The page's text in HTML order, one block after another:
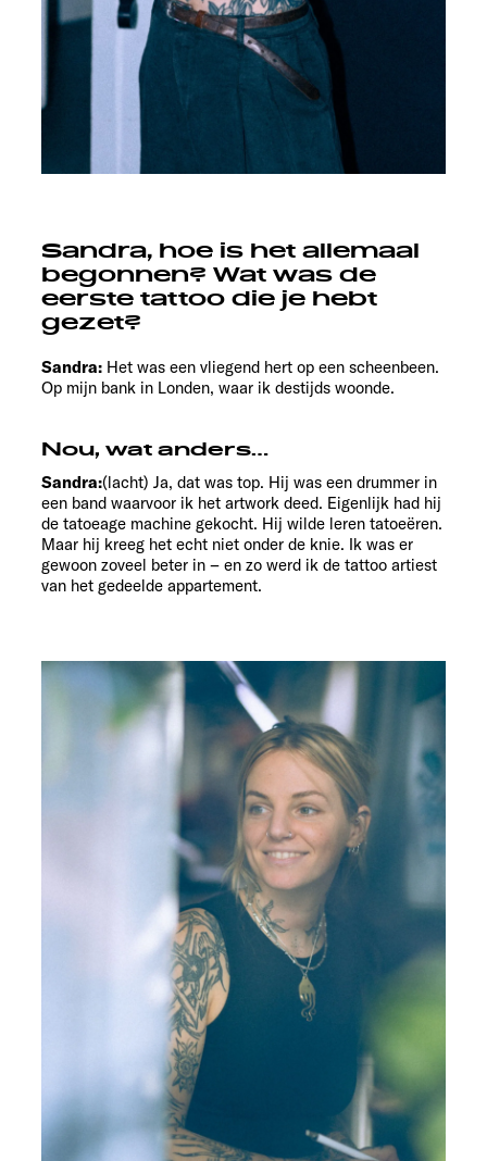
Sandra, hoe is het allemaal
begonnen? Wat was de
eerste tattoo die je hebt
gezet?
Sandra: Het was een vliegend hert op een scheenbeen.
Op mijn bank in Londen, waar ik destijds woonde.
Nou, wat anders…
Sandra:(lacht) Ja, dat was top. Hij was een drummer in
een band waarvoor ik het artwork deed. Eigenlijk had hij
de tatoeage machine gekocht. Hij wilde leren tatoeëren.
Maar hij kreeg het echt niet onder de knie. Ik was er
gewoon zoveel beter in – en zo werd ik de tattoo artiest
van het gedeelde appartement.